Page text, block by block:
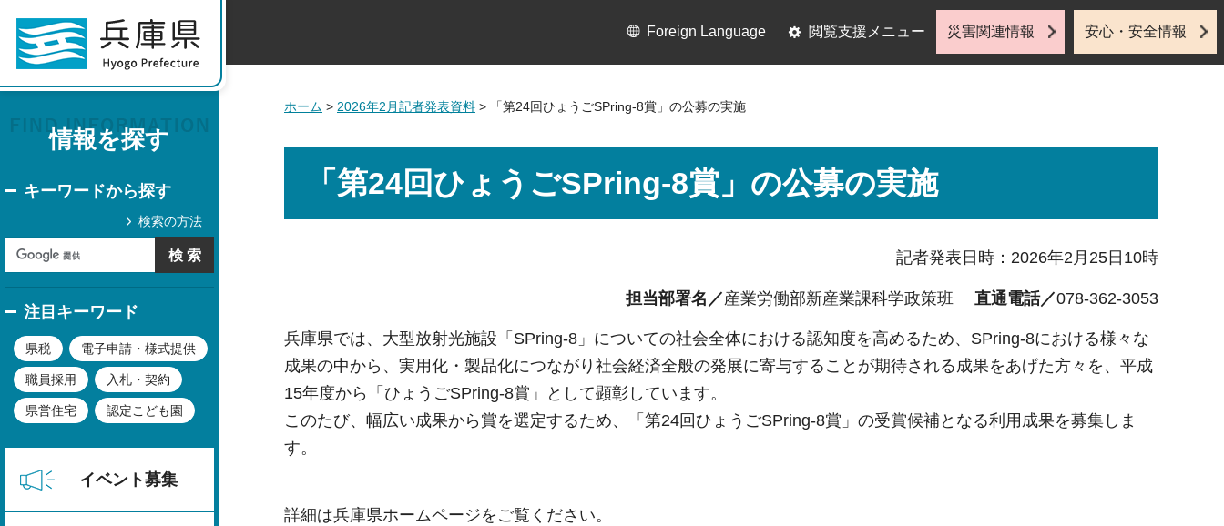
情報を探す
キーワードから探す
検索の方法
注目キーワード
県税 電子申請・様式提供
職員採用 入札・契約
県営住宅 認定こども園
イベント募集
Foreign Language 閲覧支援メニュー 災害関連情報 安心・安全情報
ホーム > 2026年2月記者発表資料 > 「第24回ひょうごSPring-8賞」の公募の実施
「第24回ひょうごSPring-8賞」の公募の実施
記者発表日時：2026年2月25日10時
担当部署名／産業労働部新産業課科学政策班 直通電話／078-362-3053
兵庫県では、大型放射光施設「SPring-8」についての社会全体における認知度を高めるため、SPring-8における様々な
成果の中から、実用化・製品化につながり社会経済全般の発展に寄与することが期待される成果をあげた方々を、平成
15年度から「ひょうごSPring-8賞」として顕彰しています。
このたび、幅広い成果から賞を選定するため、「第24回ひょうごSPring-8賞」の受賞候補となる利用成果を募集しま
す。
詳細は兵庫県ホームページをご覧ください。